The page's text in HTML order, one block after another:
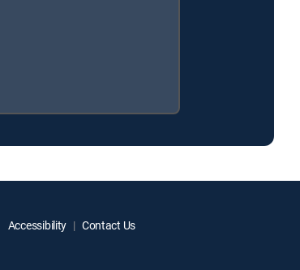
Accessibility Contact Us